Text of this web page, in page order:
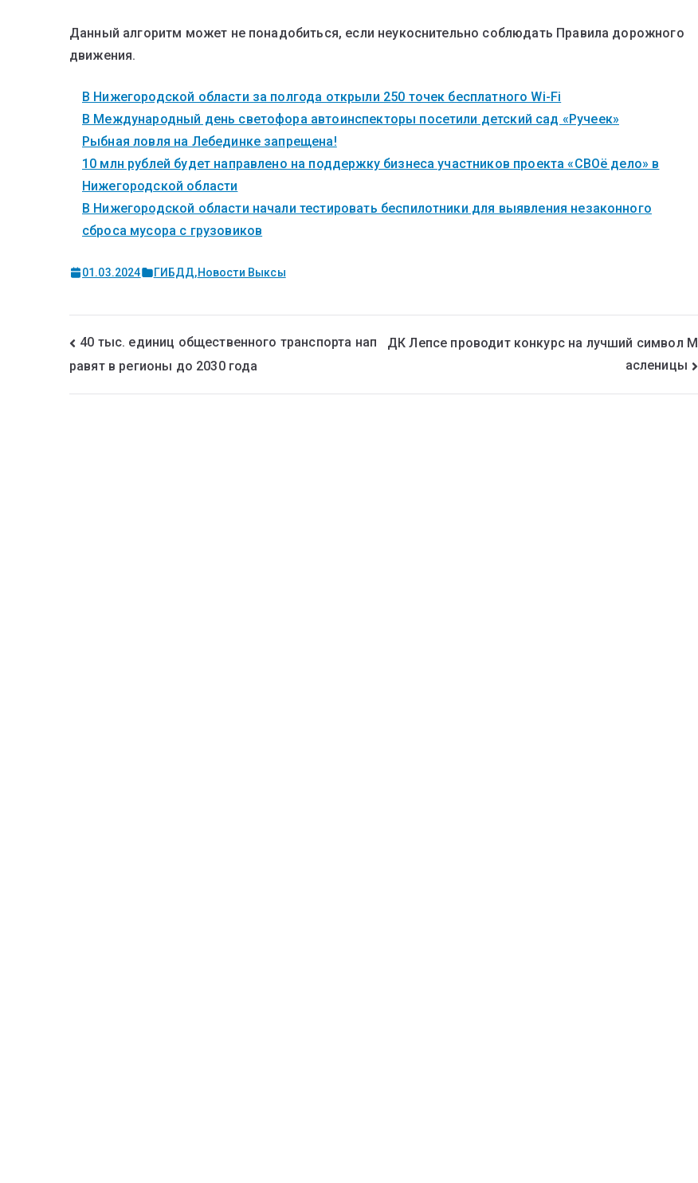
Данный алгоритм может не понадобиться, если неукоснительно соблюдать Правила дорожного
движения.
В Нижегородской области за полгода открыли 250 точек бесплатного Wi-Fi
В Международный день светофора автоинспекторы посетили детский сад «Ручеек»
Рыбная ловля на Лебединке запрещена!
10 млн рублей будет направлено на поддержку бизнеса участников проекта «СВОё дело» в
Нижегородской области
В Нижегородской области начали тестировать беспилотники для выявления незаконного
сброса мусора с грузовиков
01.03.2024 ГИБДД,Новости Выксы
40 тыс. единиц общественного транспорта нап
равят в регионы до 2030 года
ДК Лепсе проводит конкурс на лучший символ М
асленицы